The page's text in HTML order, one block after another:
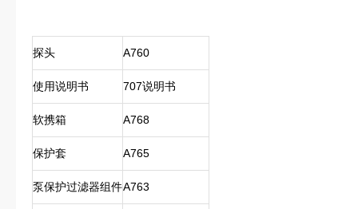
探头 A760
使用说明书 707说明书
软携箱 A768
保护套 A765
泵保护过滤器组件A763